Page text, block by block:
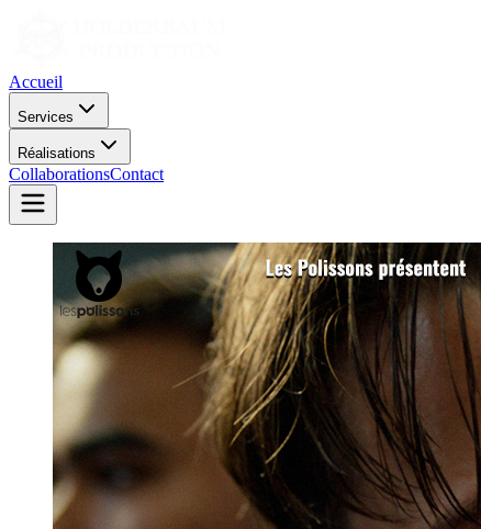
Accueil
Services
Réalisations
CollaborationsContact